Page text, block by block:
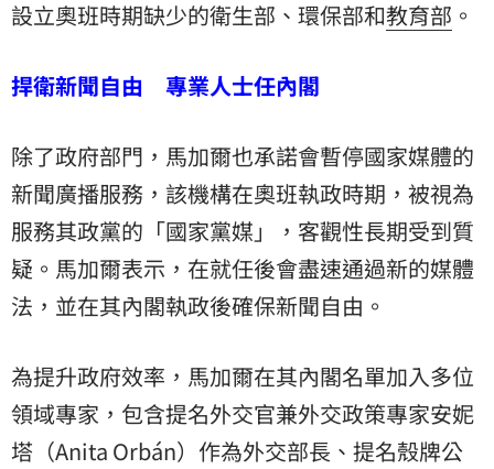
設立奧班時期缺少的衛生部、環保部和教育部 。
捍衛新聞自由 專業人士任內閣
除了政府部門，馬加爾也承諾會暫停國家媒體的
新聞廣播服務，該機構在奧班執政時期，被視為
服務其政黨的「國家黨媒」，客觀性長期受到質
疑。馬加爾表示，在就任後會盡速通過新的媒體
法，並在其內閣執政後確保新聞自由。
為提升政府效率，馬加爾在其內閣名單加入多位
領域專家，包含提名外交官兼外交政策專家安妮
塔（Anita Orbán）作為外交部長、提名殼牌公